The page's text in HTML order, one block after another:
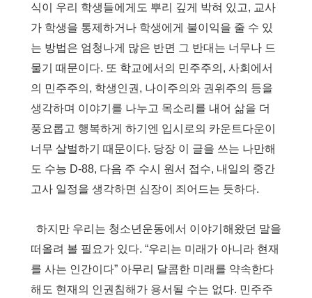
식이 우리 학생들에게도 뿌리 깊게 박혀 있고, 교사
가 학생을 통제하거나 학생에게 불이익을 줄 수 있
는 방법은 엄청나게 많은 반면 그 반대는 너무나 드
물기 때문이다. 또 학교에서의 민주주의 , 사회에서
의 민주주의 , 학생인권 , 나이주의와 권위주의 등을
생각하며 이야기를 나누고 목소리를 내어 삶을 더
풍요롭고 행복하게 하기엔 입시로의 카운트다운이
너무 살벌하기 때문이다. 당장 이 글을 쓰는 나만해
도 수능 D-88, 다음 주 수시 원서 접수, 내일의 중간
고사 일정을 생각하면 심장이 죄어드는 듯하다.
하지만 우리는 청소년운동에서 이야기해왔던 말을
떠올려 볼 필요가 있다. “우리는 미래가 아니라 현재
를 사는 인간이다” 아무리 달콤한 미래를 약속한다
해도 현재의 인권침해가 용서될 수는 없다. 민주주